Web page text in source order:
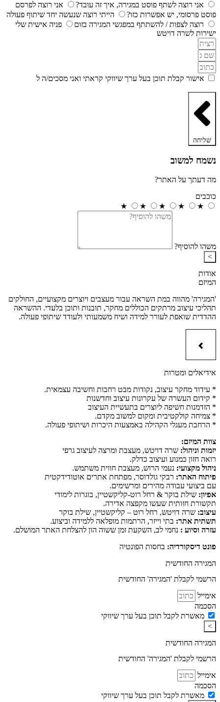
אני רוצה לשתף פוסט במגירה, איך זה עובד?
אני רוצה לפרסם
פוסט פרסומי, יש אפשרות כזו?
הייתי רוצה שנעשה יחד שיתוף פעולה
רוצה לצפות / להשתתף במפגשי המגירה בזום
פניה אישית שלי
ישירות לשרה דויטש
אישור קבלת תוכן בעל ערך שיווקי קראתי ואני מסכים/ה ל
שליחה
נשמח למשוב
מה דעתך על האתר?
כוכבים
★
★
★
★
★
משהו להוסיף?
>
אודות
המיזם
'המגירה' מהווה במת השראה עבור מעצבים ויוצרים מקצועיים, החולקים
תהליכי עיצוב מרתקים הכוללים מחקר, תובנות ותוכן בלעדי. ההשראה
ההדדית שואפת לעורר למידה ושיח משמעותי ולעודד שיתופי פעולה.
אידיאלים ומטרות
* עידוד מחקר עיצוב, נקודות מבט רחבות וחשיבה עצמאית.
* קידום העשרה של עקרונות עיצוב וחדשנות
* הזדמנות חשיפה ליוצרים בתעשיית העיצוב
* צמיחה קולקטיבית ומקום למשוב מקדם.
* הרחבת מעגלי הקהילה באמצעות היכרות ושיתופי פעולה.
צוות המיזם:
יזמות וניהול: שרה דויטש, מעצבת ומרצה לעיצוב גרפי
רואה חזון כמנוע ועיצוב כדלק.
ניהול מקצועי: נעמי הרוש, מעצבת חווית משתמש.
פיתוח האתר: רבקי גולדוסר, מפתחת אתרים אוטודידקטית
עם ביצועי עבודה מהירים ומרשימים.
אפיון: שילת בוקר & רחל רוט-קליקשטיין, בוגרות לימודי
תקשורת חזותית שעשו מקפצה אדירה.
עיצוב: שרה דויטש, רחל רוט – קליקשטיין, שילת בוקר
תשתית אתר: בתי וייזר, הרתמות מופלאה ללמידה וביצוע.
עזרה וסיוע : נחמי לב, השקעת זמן ששוה הון להצלחת האתר המושלם.
פונט דיסקורדיה: בחסות הפונטיה
המגירה החודשית
הרשמי לקבלת 'המגירה' החודשית
אימייל
הסכמה
מאשרת לקבל תוכן בעל ערך שיווקי
>
המגירה החודשית
הרשמי לקבלת 'המגירה' החודשית
אימייל
הסכמה
מאשרת לקבל תוכן בעל ערך שיווקי